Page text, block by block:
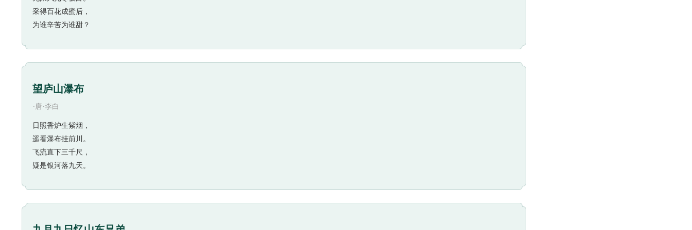
采得百花成蜜后，
为谁辛苦为谁甜？
望庐山瀑布
·唐·李白
日照香炉生紫烟，
遥看瀑布挂前川。
飞流直下三千尺，
疑是银河落九天。